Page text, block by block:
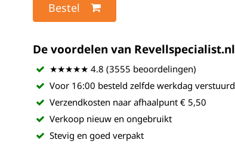
Bestel
De voordelen van Revellspecialist.nl
★★★★★ 4.8 (3555 beoordelingen)
Voor 16:00 besteld zelfde werkdag verstuurd
Verzendkosten naar afhaalpunt € 5,50
Verkoop nieuw en ongebruikt
Stevig en goed verpakt